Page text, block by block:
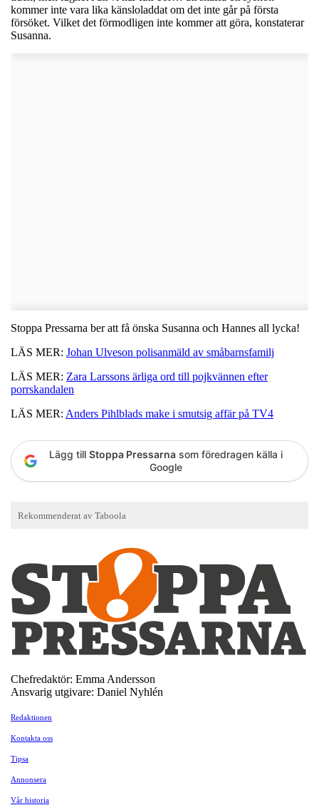
kommer inte vara lika känsloladdat om det inte går på första
försöket. Vilket det förmodligen inte kommer att göra, konstaterar
Susanna.
Stoppa Pressarna ber att få önska Susanna och Hannes all lycka!
LÄS MER: Johan Ulveson polisanmäld av småbarnsfamilj
LÄS MER: Zara Larssons ärliga ord till pojkvännen efter
porrskandalen
LÄS MER: Anders Pihlblads make i smutsig affär på TV4
Lägg till Stoppa Pressarna som föredragen källa i
Google
Chefredaktör: Emma Andersson
Ansvarig utgivare: Daniel Nyhlén
Redaktionen
Kontakta oss
Tipsa
Annonsera
Vår historia